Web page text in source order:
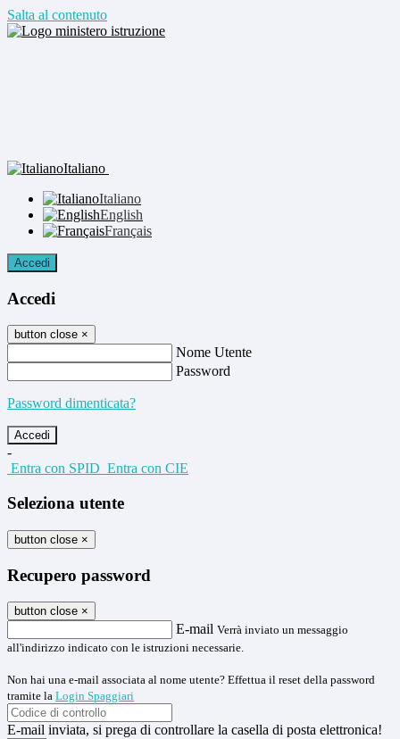
Salta al contenuto
Italiano
Italiano
English
Français
Accedi
Accedi
button close ×
Nome Utente
Password
Password dimenticata?
-
Entra con SPID Entra con CIE
Seleziona utente
button close ×
Recupero password
button close ×
E-mail Verrà inviato un messaggio
all'indirizzo indicato con le istruzioni necessarie.
Non hai una e-mail associata al nome utente? Effettua il reset della password
tramite la Login Spaggiari
E-mail inviata, si prega di controllare la casella di posta elettronica!